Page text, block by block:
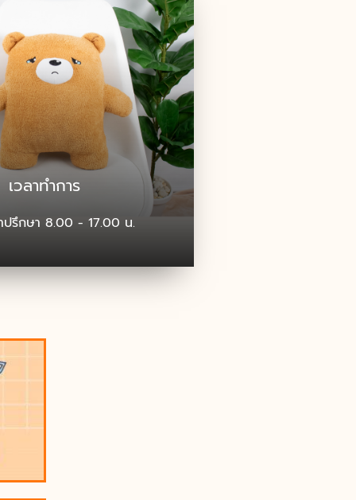
เวลาทำการ
ปรึกษา 8.00 - 17.00 น.